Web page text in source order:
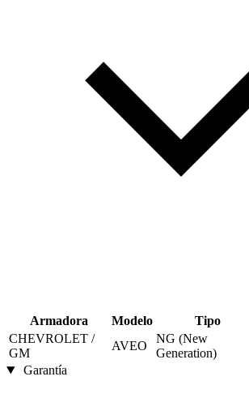
Armadora Modelo Tipo
CHEVROLET /
GM
AVEO
NG (New
Generation)
Garantía